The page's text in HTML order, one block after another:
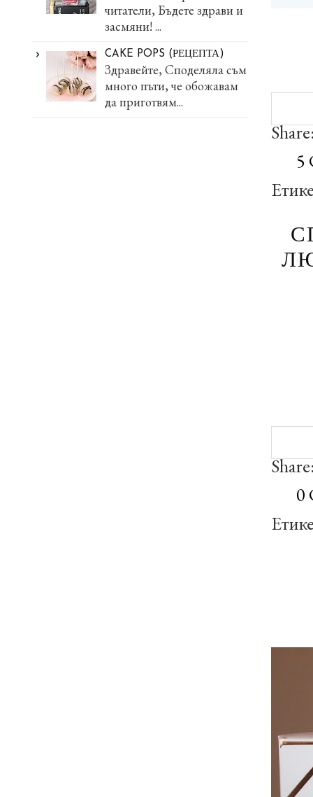
5
0
читатели, Бъдете здрави и
засмяни! ...
CAKE POPS (РЕЦЕПТА)
Здравейте, Споделяла съм
много пъти, че обожавам
да приготвям...